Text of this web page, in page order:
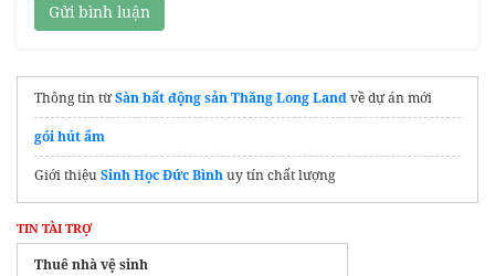
Gửi bình luận
Thông tin từSàn bất động sản Thăng Long Landvề dự án mới
gói hút ẩm
Giới thiệuSinh Học Đức Bìnhuy tín chất lượng
TIN TÀI TRỢ
Thuê nhà vệ sinh